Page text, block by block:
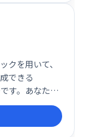
クを用いて、
できる
す。あなたの
を、直感的な
アイデアを実